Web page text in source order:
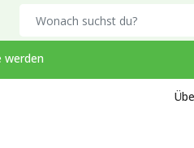
werden